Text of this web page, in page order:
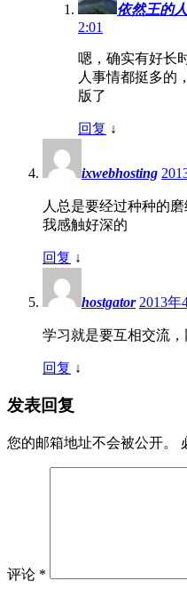
依然王的人
2:01
嗯，确实有好长
人事情都挺多的
版了
回复 ↓
ixwebhosting
人总是要经过种种的
我感触好深的
回复 ↓
hostgator 2013年
学习就是要互相交流
回复 ↓
发表回复
您的邮箱地址不会被公开。
评论 *